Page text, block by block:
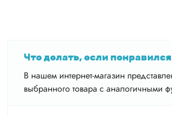
Что делать, если
В нашем интернет-магазин
выбранного товара с аналогичными